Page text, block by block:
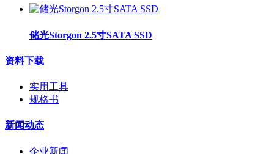
储光Storgon 2.5寸SATA SSD
资料下载
实用工具
规格书
新闻动态
企业新闻